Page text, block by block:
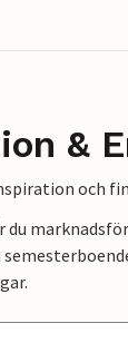
&
och